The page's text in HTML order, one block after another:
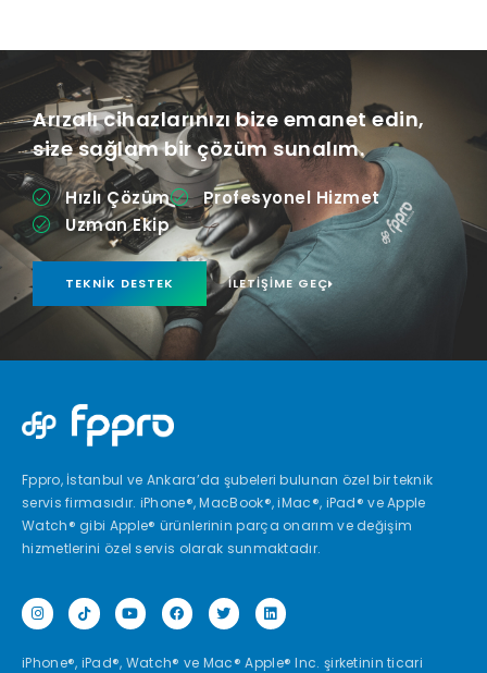
Arızalı cihazlarınızı bize emanet edin,
size sağlam bir çözüm sunalım.
Hızlı Çözüm
Profesyonel Hizmet
Uzman Ekip
TEKNIK DESTEK İLETIŞIME GEÇ
Fppro, İstanbul ve Ankara’da şubeleri bulunan özel bir teknik
servis firmasıdır. iPhone®, MacBook®, iMac®, iPad® ve Apple
Watch® gibi Apple® ürünlerinin parça onarım ve değişim
hizmetlerini özel servis olarak sunmaktadır.
iPhone®, iPad®, Watch® ve Mac® Apple® Inc. şirketinin ticari